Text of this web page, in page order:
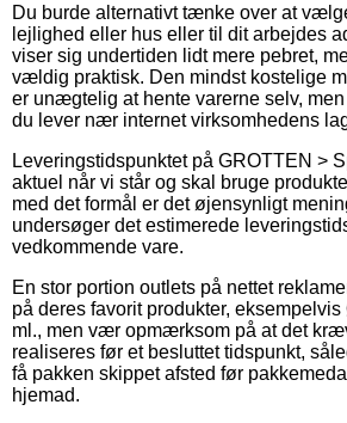
Du burde alternativt tænke over at
lejlighed eller hus eller til dit arbejdes
viser sig undertiden lidt mere pebret,
vældig praktisk. Den mindst kostelige
er unægtelig at hente varerne selv,
du lever nær internet virksomhedens
Leveringstidspunktet på GROTTEN >
aktuel når vi står og skal bruge
med det formål er det øjensynligt
undersøger det estimerede
vedkommende vare.
En stor portion outlets på nettet
på deres favorit produkter,
ml., men vær opmærksom på at det
realiseres før et besluttet tidspunkt,
få pakken skippet afsted før
hjemad.